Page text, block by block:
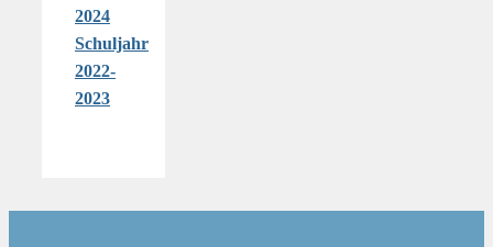
2024
Schuljahr
2022-
2023